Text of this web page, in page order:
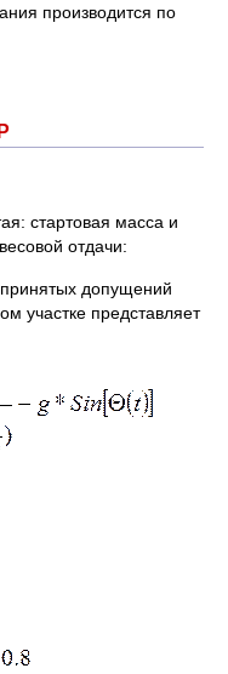
производится по
стартовая масса и
отдачи:
допущений
участке представляет